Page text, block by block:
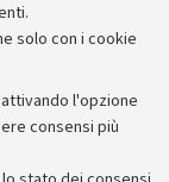
solo con i cookie
l'opzione
consensi più